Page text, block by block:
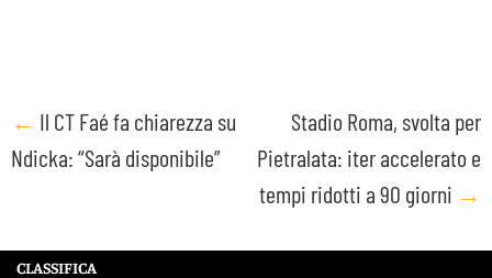
Post
navigation
← Il CT Faé fa chiarezza su
Ndicka: “Sarà disponibile”
Stadio Roma, svolta per
Pietralata: iter accelerato e
tempi ridotti a 90 giorni →
CLASSIFICA